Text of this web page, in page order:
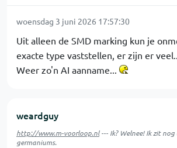
woensdag 3 juni 2026 17:57:30
Uit alleen de SMD marking kun je
exacte type vaststellen, er zijn er
Weer zo'n AI aanname...
weardguy
http://www.m-voorloop.nl--- Ik? Welnee! Ik zit
germaniums.